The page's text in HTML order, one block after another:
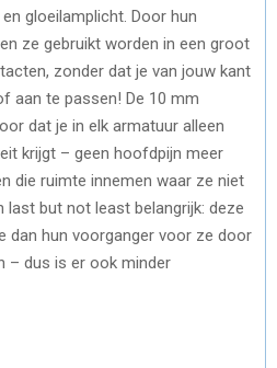
gloeilamplicht. Door hun
ze gebruikt worden in een groot
zonder dat je van jouw kant
aan te passen! De 10 mm
dat je in elk armatuur alleen
krijgt – geen hoofdpijn meer
die ruimte innemen waar ze niet
last but not least belangrijk: deze
dan hun voorganger voor ze door
– dus is er ook minder